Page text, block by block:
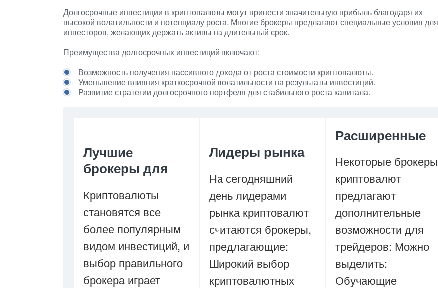
Долгосрочные инвестиции в криптовалюты могут принести значительную прибыль благодаря их
высокой волатильности и потенциалу роста. Многие брокеры предлагают специальные условия для
инвесторов, желающих держать активы на длительный срок.
Преимущества долгосрочных инвестиций включают:
Возможность получения пассивного дохода от роста стоимости криптовалюты.
Уменьшение влияния краткосрочной волатильности на результаты инвестиций.
Развитие стратегии долгосрочного портфеля для стабильного роста капитала.
Лучшие
брокеры для
Криптовалюты
становятся все
более популярным
видом инвестиций, и
выбор правильного
брокера играет
Лидеры рынка
На сегодняшний
день лидерами
рынка криптовалют
считаются брокеры,
предлагающие:
Широкий выбор
криптовалютных
Расширенные
Некоторые брокеры
криптовалют
предлагают
дополнительные
возможности для
трейдеров: Можно
выделить:
Обучающие